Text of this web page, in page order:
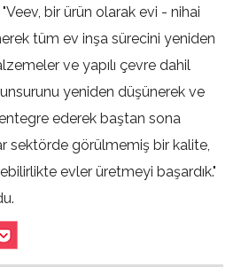
bir ürün olarak evi - nihai
tüm ev inşa sürecini yeniden
ve yapılı çevre dahil
yeniden düşünerek ve
ederek baştan sona
sektörde görülmemiş bir kalite,
evler üretmeyi başardık."